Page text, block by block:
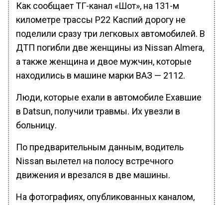
Как сообщает ТГ-канал «Шот», на 131-м
километре трассы Р22 Каспий дорогу не
поделили сразу три легковых автомобилей. В
ДТП погибли две женщины из Nissan Almera,
а также женщина и двое мужчин, которые
находились в машине марки ВАЗ — 2112.
Люди, которые ехали в автомобиле Ехавшие
в Datsun, получили травмы. Их увезли в
больницу.
По предварительным данным, водитель
Nissan вылетел на полосу встречного
движения и врезался в две машины.
На фотографиях, опубликованных каналом,